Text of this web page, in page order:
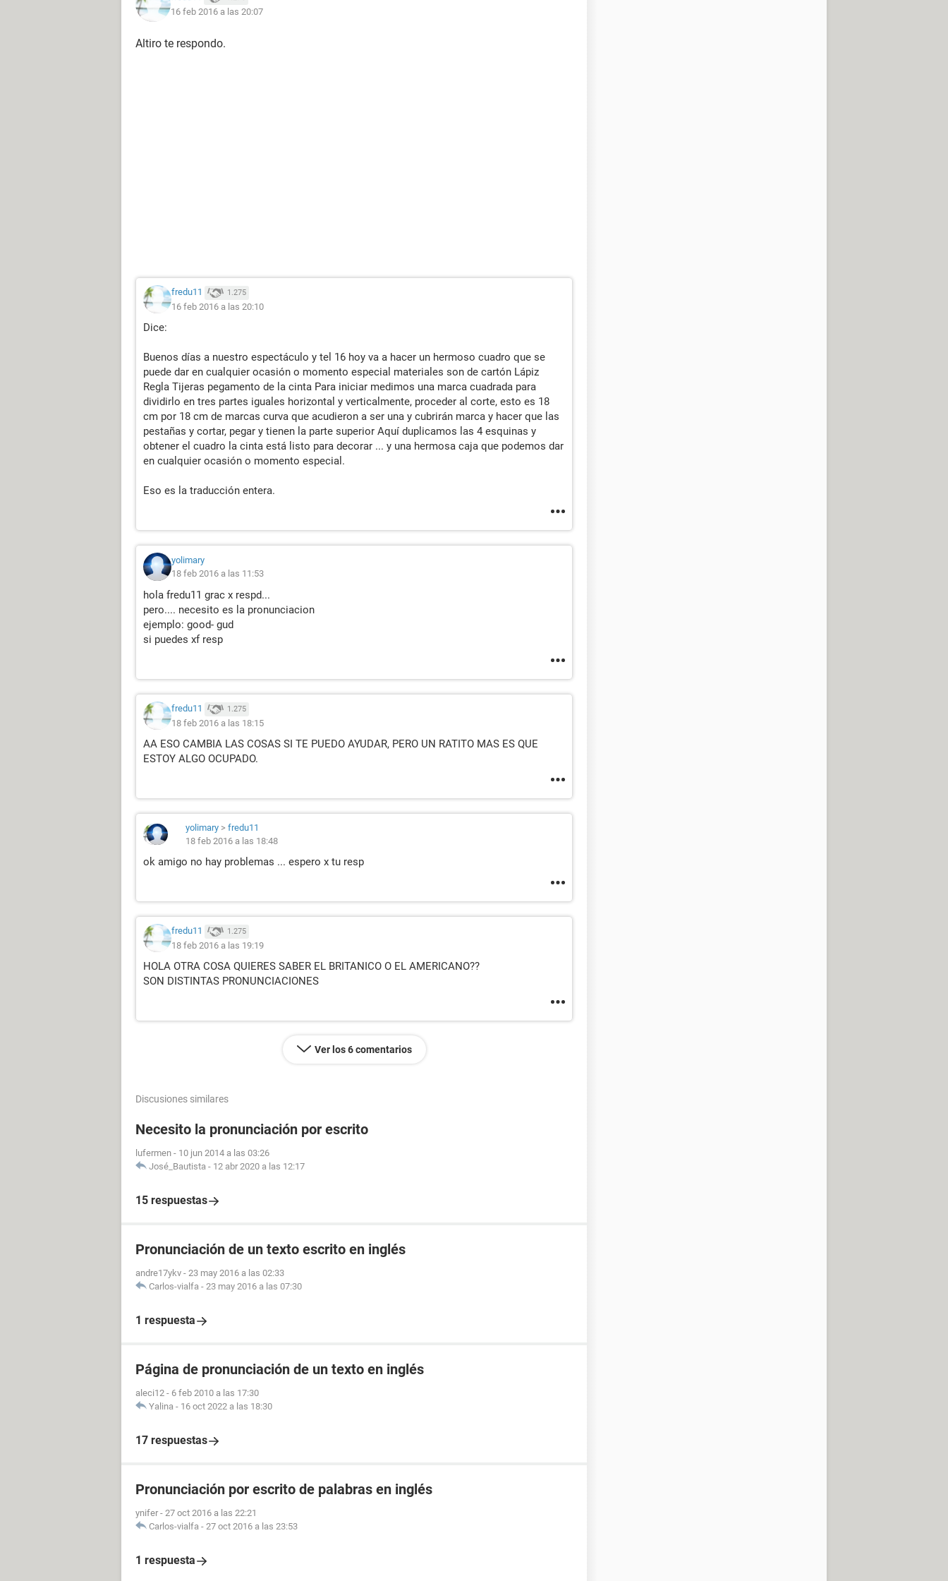
16 feb 2016 a las 20:07
Altiro te respondo.
fredu11 1.275
16 feb 2016 a las 20:10
Dice:
Buenos días a nuestro espectáculo y tel 16 hoy va a hacer un hermoso cuadro que se
puede dar en cualquier ocasión o momento especial materiales son de cartón Lápiz
Regla Tijeras pegamento de la cinta Para iniciar medimos una marca cuadrada para
dividirlo en tres partes iguales horizontal y verticalmente, proceder al corte, esto es 18
cm por 18 cm de marcas curva que acudieron a ser una y cubrirán marca y hacer que las
pestañas y cortar, pegar y tienen la parte superior Aquí duplicamos las 4 esquinas y
obtener el cuadro la cinta está listo para decorar ... y una hermosa caja que podemos dar
en cualquier ocasión o momento especial.
Eso es la traducción entera.
yolimary
18 feb 2016 a las 11:53
hola fredu11 grac x respd...
pero.... necesito es la pronunciacion
ejemplo: good- gud
si puedes xf resp
fredu11 1.275
18 feb 2016 a las 18:15
AA ESO CAMBIA LAS COSAS SI TE PUEDO AYUDAR, PERO UN RATITO MAS ES QUE
ESTOY ALGO OCUPADO.
yolimary > fredu11
18 feb 2016 a las 18:48
ok amigo no hay problemas ... espero x tu resp
fredu11 1.275
18 feb 2016 a las 19:19
HOLA OTRA COSA QUIERES SABER EL BRITANICO O EL AMERICANO??
SON DISTINTAS PRONUNCIACIONES
Ver los 6 comentarios
Discusiones similares
Necesito la pronunciación por escrito
lufermen - 10 jun 2014 a las 03:26
José_Bautista - 12 abr 2020 a las 12:17
15 respuestas
Pronunciación de un texto escrito en inglés
andre17ykv - 23 may 2016 a las 02:33
Carlos-vialfa - 23 may 2016 a las 07:30
1 respuesta
Página de pronunciación de un texto en inglés
aleci12 - 6 feb 2010 a las 17:30
Yalina - 16 oct 2022 a las 18:30
17 respuestas
Pronunciación por escrito de palabras en inglés
ynifer - 27 oct 2016 a las 22:21
Carlos-vialfa - 27 oct 2016 a las 23:53
1 respuesta